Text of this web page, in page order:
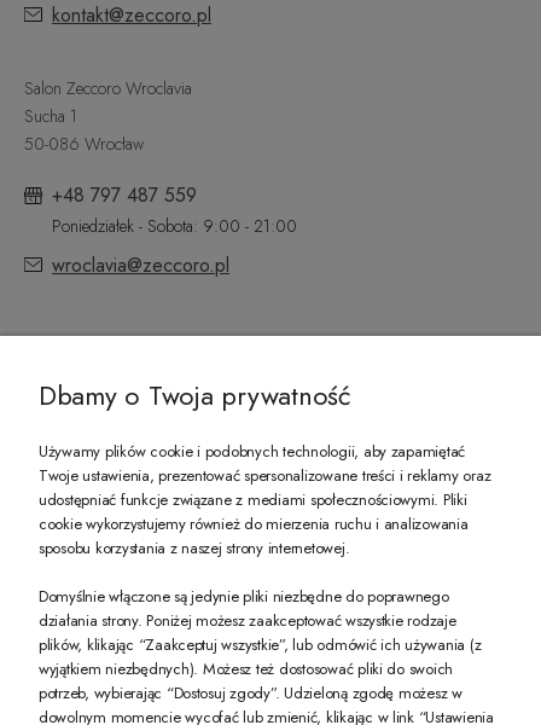
kontakt@zeccoro.pl
Salon Zeccoro Wroclavia
Sucha 1
50-086 Wrocław
+48 797 487 559
Poniedziałek - Sobota: 9:00 - 21:00
wroclavia@zeccoro.pl
PREZENT DLA CIEBIE!
-10% na pierwsze zakupy na zeccoro.pl Gdy zapiszesz się do naszego
Twoje dane będą przetwarzane zgodnie z nasząpolityką prywatności
Dbamy o Twoja prywatność
Używamy plików cookie i podobnych technologii, aby zapamiętać
Twoje ustawienia, prezentować spersonalizowane treści i reklamy oraz
udostępniać funkcje związane z mediami społecznościowymi. Pliki
cookie wykorzystujemy również do mierzenia ruchu i analizowania
sposobu korzystania z naszej strony internetowej.
Domyślnie włączone są jedynie pliki niezbędne do poprawnego
działania strony. Poniżej możesz zaakceptować wszystkie rodzaje
plików, klikając “Zaakceptuj wszystkie”, lub odmówić ich używania (z
wyjątkiem niezbędnych). Możesz też dostosować pliki do swoich
potrzeb, wybierając “Dostosuj zgody”. Udzieloną zgodę możesz w
dowolnym momencie wycofać lub zmienić, klikając w link “Ustawienia